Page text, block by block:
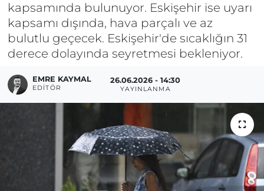
kapsamında bulunuyor. Eskişehir ise uyarı
kapsamı dışında, hava parçalı ve az
bulutlu geçecek. Eskişehir'de sıcaklığın 31
derece dolayında seyretmesi bekleniyor.
EMRE KAYMAL
EDITÖR
26.06.2026 - 14:30
YAYINLANMA